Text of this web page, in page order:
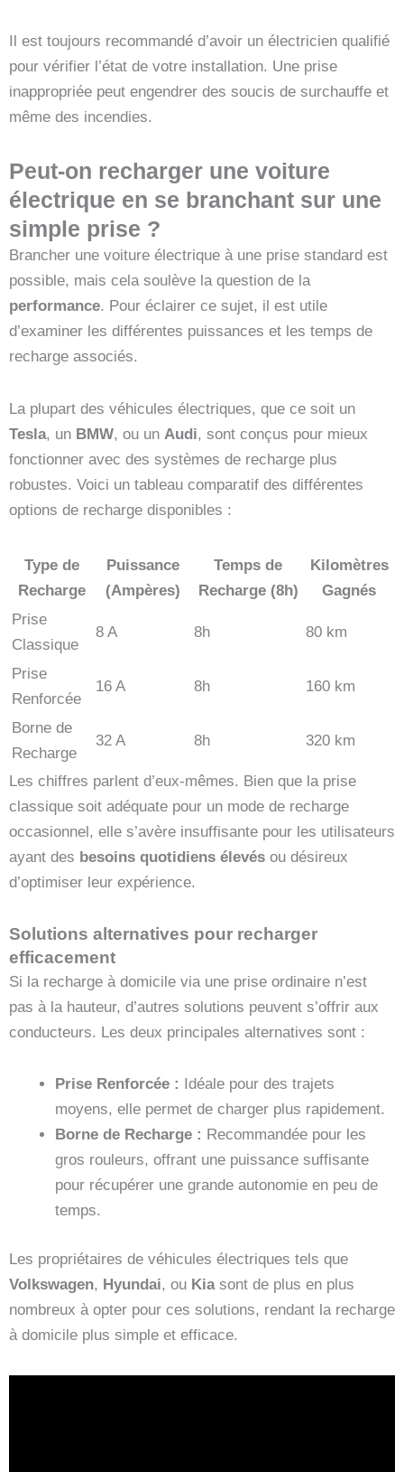
Il est toujours recommandé d’avoir un électricien qualifié
pour vérifier l’état de votre installation. Une prise
inappropriée peut engendrer des soucis de surchauffe et
même des incendies.
Peut-on recharger une voiture
électrique en se branchant sur une
simple prise ?
Brancher une voiture électrique à une prise standard est
possible, mais cela soulève la question de la
performance. Pour éclairer ce sujet, il est utile
d’examiner les différentes puissances et les temps de
recharge associés.
La plupart des véhicules électriques, que ce soit un
Tesla, un BMW, ou un Audi, sont conçus pour mieux
fonctionner avec des systèmes de recharge plus
robustes. Voici un tableau comparatif des différentes
options de recharge disponibles :
Type de
Recharge
Puissance
(Ampères)
Temps de
Recharge (8h)
Kilomètres
Gagnés
Prise
Classique
8 A 8h 80 km
Prise
Renforcée
16 A 8h 160 km
Borne de
Recharge
32 A 8h 320 km
Les chiffres parlent d’eux-mêmes. Bien que la prise
classique soit adéquate pour un mode de recharge
occasionnel, elle s’avère insuffisante pour les utilisateurs
ayant des besoins quotidiens élevés ou désireux
d’optimiser leur expérience.
Solutions alternatives pour recharger
efficacement
Si la recharge à domicile via une prise ordinaire n’est
pas à la hauteur, d’autres solutions peuvent s’offrir aux
conducteurs. Les deux principales alternatives sont :
Prise Renforcée :
Idéale pour des trajets
moyens, elle permet de charger plus rapidement.
Borne de Recharge : Recommandée pour les
gros rouleurs, offrant une puissance suffisante
pour récupérer une grande autonomie en peu de
temps.
Les propriétaires de véhicules électriques tels que
Volkswagen, Hyundai, ou Kiasont de plus en plus
nombreux à opter pour ces solutions, rendant la recharge
à domicile plus simple et efficace.